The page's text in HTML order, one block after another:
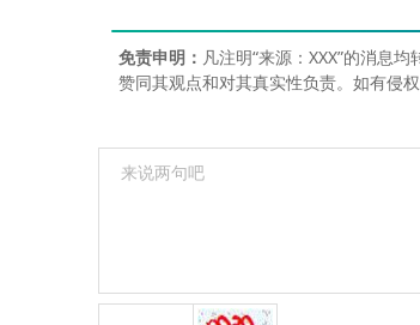
免责申明： 凡注明“来源：XXX”的消息
赞同其观点和对其真实性负责。如有侵